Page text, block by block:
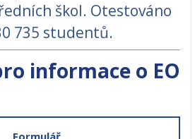
škol. Otestováno
735 studentů.
informace o EO